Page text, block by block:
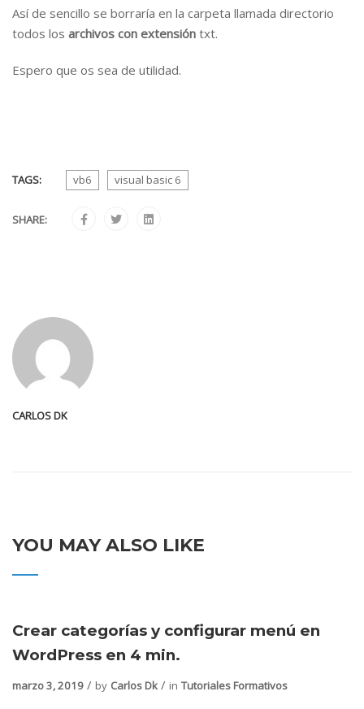
Así de sencillo se borraría en la carpeta llamada directorio
todos los archivos con extensión txt.
Espero que os sea de utilidad.
TAGS: vb6 visual basic 6
SHARE:
CARLOS DK
YOU MAY ALSO LIKE
Crear categorías y configurar menú en
WordPress en 4 min.
marzo 3, 2019 by Carlos Dk in Tutoriales Formativos